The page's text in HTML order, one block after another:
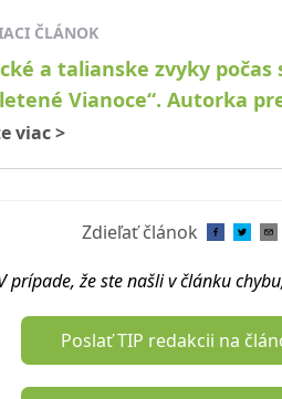
ČLÁNOK
a talianske zvyky
Vianoce“. Autorka
viac>
Zdieľať článok
prípade, že ste našli v článku
Poslať TIP redakcii na